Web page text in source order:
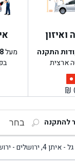
התקנה
ארצית
₪
מעל
להתקנה בחר
4, ירושלים - ירושלים